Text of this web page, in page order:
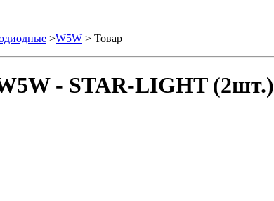
>W5W > Товар
- STAR-LIGHT (2шт.)